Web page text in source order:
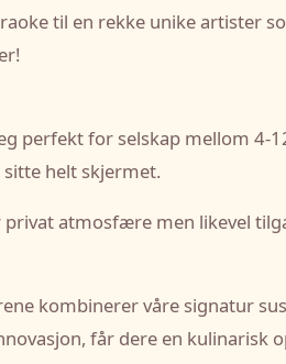
til en rekke unike artister
perfekt for selskap mellom 4-
helt skjermet.
atmosfære men likevel
kombinerer våre signatur
får dere en kulinarisk